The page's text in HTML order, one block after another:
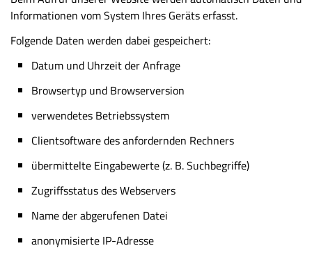
Informationen vom System Ihres Geräts erfasst.
Folgende Daten werden dabei gespeichert:
Datum und Uhrzeit der Anfrage
Browsertyp und Browserversion
verwendetes Betriebssystem
Clientsoftware des anfordernden Rechners
übermittelte Eingabewerte (z. B. Suchbegriffe)
Zugriffsstatus des Webservers
Name der abgerufenen Datei
anonymisierte IP-Adresse